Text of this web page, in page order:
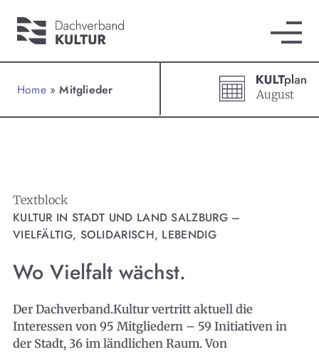
Home»Mitglieder August
Textblock
KULTUR IN STADT UND LAND SALZBURG –
VIELFÄLTIG, SOLIDARISCH, LEBENDIG
Wo Vielfalt wächst.
Der Dachverband.Kultur vertritt aktuell die
Interessen von 95 Mitgliedern – 59 Initiativen in
der Stadt, 36 im ländlichen Raum. Von